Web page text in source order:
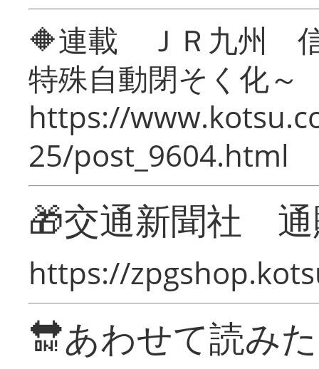
🔶連載 ＪＲ九州 信
特殊自動閉そく化～
https://
25/post_9604.html
🎁交通新聞社
https://
🔛あわせて読み